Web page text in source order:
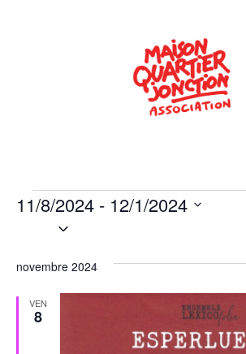
11/8/2024 - 12/1/2024
Sélectionnez
novembre 2024
VEN
8